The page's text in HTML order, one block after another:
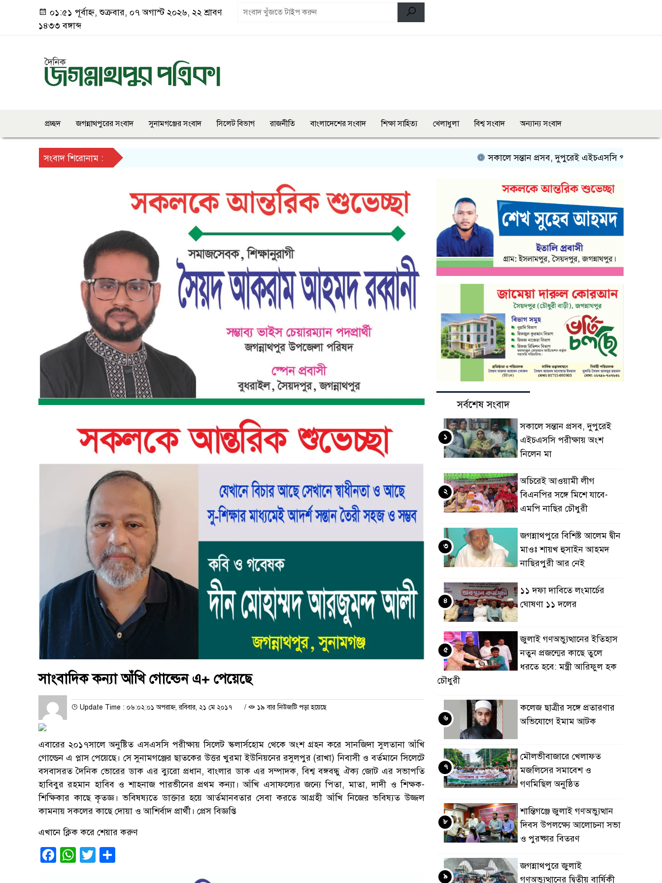
০১:৫১ পূর্বাহ্ন, শুক্রবার, ০৭ অগাস্ট ২০২৬, ২২ শ্রাবণ
১৪৩৩ বঙ্গাব্দ
প্রচ্ছদ জগন্নাথপুরের সংবাদ সুনামগঞ্জের সংবাদ সিলেট বিভাগ রাজনীতি বাংলাদেশের সংবাদ শিক্ষা সাহিত্য খেলাধুলা বিশ্ব সংবাদ অন্যান্য সংবাদ
সংবাদ শিরোনাম : সকালে সন্তান প্রসব, দুপুরেই এইচএসসি পরীক্ষায় অংশ নিলেন মা
সাংবাদিক কন্যা আঁখি গোল্ডেন এ+ পেয়েছে
Update Time : ০৬:০২:০১ অপরাহ্ন, রবিবার, ২১ মে ২০১৭ / ১৯ বার নিউজটি পড়া হয়েছে
এবারের ২০১৭সালে অনুষ্টিত এসএসসি পরীক্ষায় সিলেট স্কলার্সহোম থেকে অংশ গ্রহন করে সানজিদা সুলতানা আঁখি
গোল্ডেন এ প্লাস পেয়েছে। সে সুনামগঞ্জের ছাতকের উত্তর খুরমা ইউনিয়নের রসুলপুর (রাখা) নিবাসী ও বর্তমানে সিলেটে
বসবাসরত দৈনিক ভোরের ডাক এর ব্যুরো প্রধান, বাংলার ডাক এর সম্পাদক, বিশ্ব বঙ্গবন্ধু ঐক্য জোট এর সভাপতি
হাবিবুর রহমান হাবিব ও শাহনাজ পারভীনের প্রথম কন্যা। আঁখি এসাফল্যের জন্যে পিতা, মাতা, দাদী ও শিক্ষক-
শিক্ষিকার কাছে কৃতজ্ঞ। ভবিষষ্যতে ডাক্তার হয়ে আর্তমানবতার সেবা করতে আগ্রহী আঁখি নিজের ভবিষ্যত উজ্জল
কামনায় সকলের কাছে দোয়া ও আশির্বাদ প্রার্থী। প্রেস বিজ্ঞপ্তি
এখানে ক্লিক করে শেয়ার করুণ
Facebook
WhatsApp
Twitter
সর্বশেষ সংবাদ
সকালে সন্তান প্রসব, দুপুরেই
এইচএসসি পরীক্ষায় অংশ
নিলেন মা
১
অচিরেই আওয়ামী লীগ
বিএনপির সঙ্গে মিশে যাবে-
এমপি নাছির চৌধুরী
২
জগন্নাথপুরে বিশিষ্ট আলেম দ্বীন
মাওঃ শায়খ হুসাইন আহমদ
নাছিরপুরী আর নেই
৩
১১ দফা দাবিতে লংমার্চের
ঘোষণা ১১ দলের
৪
জুলাই গণঅভ্যুত্থানের ইতিহাস
নতুন প্রজন্মের কাছে তুলে
ধরতে হবে: মন্ত্রী আরিফুল হক
চৌধুরী
৫
কলেজ ছাত্রীর সঙ্গে প্রতারণার
অভিযোগে ইমাম আটক
৬
মৌলভীবাজারে খেলাফত
মজলিসের সমাবেশ ও
গণমিছিল অনুষ্ঠিত
৭
শান্তিগঞ্জে জুলাই গণঅভ্যুত্থান
দিবস উপলক্ষ্যে আলোচনা সভা
ও পুরষ্কার বিতরণ
৮
জগন্নাথপুরে জুলাই
গণঅভ্যুত্থানের দ্বিতীয় বার্ষিকী
৯